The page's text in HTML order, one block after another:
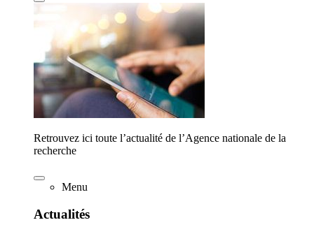
Retrouvez ici toute l’actualité de l’Agence nationale de la
recherche
Menu
Actualités